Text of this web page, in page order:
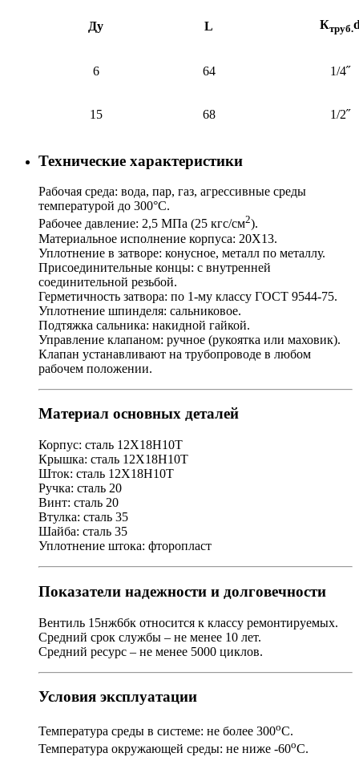
Ду L Ктруб.
6 64 1/4˝
15 68 1/2˝
Технические характеристики
Рабочая среда: вода, пар, газ, агрессивные среды
температурой до 300°С.
Рабочее давление: 2,5 МПа (25 кгс/см2).
Материальное исполнение корпуса: 20Х13.
Уплотнение в затворе: конусное, металл по металлу.
Присоединительные концы: с внутренней
соединительной резьбой.
Герметичность затвора: по 1-му классу ГОСТ 9544-75.
Уплотнение шпинделя: сальниковое.
Подтяжка сальника: накидной гайкой.
Управление клапаном: ручное (рукоятка или маховик).
Клапан устанавливают на трубопроводе в любом
рабочем положении.
Материал основных деталей
Корпус: сталь 12Х18Н10Т
Крышка: сталь 12Х18Н10Т
Шток: сталь 12Х18Н10Т
Ручка: сталь 20
Винт: сталь 20
Втулка: сталь 35
Шайба: сталь 35
Уплотнение штока: фторопласт
Показатели надежности и долговечности
Вентиль 15нж6бк относится к классу ремонтируемых.
Средний срок службы – не менее 10 лет.
Средний ресурс – не менее 5000 циклов.
Условия эксплуатации
Температура среды в системе: не более 300оС.
Температура окружающей среды: не ниже -60оС.